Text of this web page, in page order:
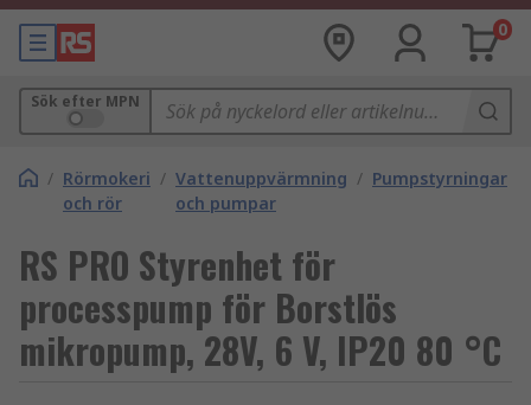
0
Sök efter MPN
/ Rörmokeri
och rör
/ Vattenuppvärmning
och pumpar
/ Pumpstyrningar
RS PRO Styrenhet för
processpump för Borstlös
mikropump, 28V, 6 V, IP20 80 °C